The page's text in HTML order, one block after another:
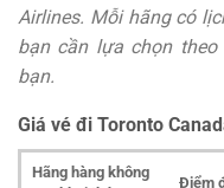
Airlines. Mỗi hãng có
bạn cần lựa chọn
bạn.
Giá vé đi Toronto
Hãng hàng không
Điểm